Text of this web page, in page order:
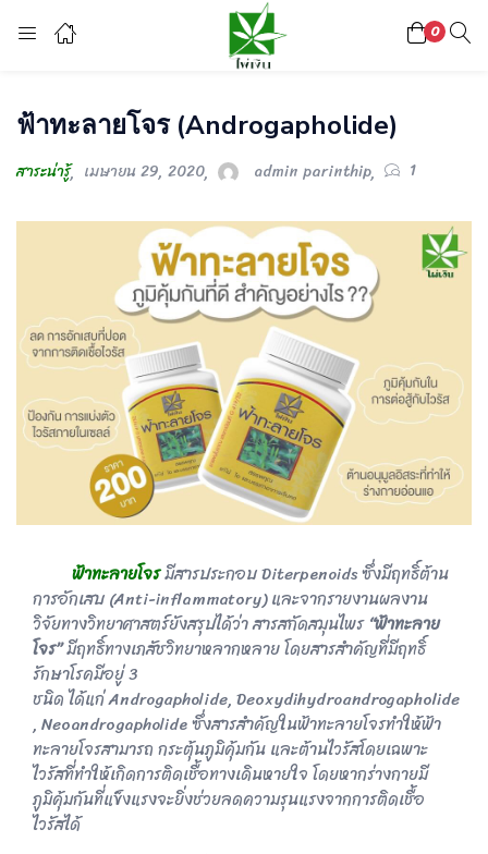
0
Register
Enter your username and password to login.
Lost password?
Or login with
continue withfacebook
ฟ้าทะลายโจร (Androgapholide)
สาระน่ารู้ เมษายน 29, 2020 admin parinthip 1
ฟ้าทะลายโจรมีสารประกอบ Diterpenoids ซึ่งมีฤทธิ์ต้าน
การอักเสบ (Anti-inflammatory) และจากรายงานผลงาน
วิจัยทางวิทยาศาสตร์ยังสรุปได้ว่า สารสกัดสมุนไพร“ฟ้าทะลาย
โจร”มีฤทธิ์ทางเภสัชวิทยาหลากหลาย โดยสารสำคัญที่มีฤทธิ์
รักษาโรคมีอยู่ 3
ชนิด ได้แก่ Androgapholide, Deoxydihydroandrogapholide
, Neoandrogapholide ซึ่งสารสำคัญในฟ้าทะลายโจรทำให้ฟ้า
ทะลายโจรสามารถ กระตุ้นภูมิคุ้มกัน และต้านไวรัสโดยเฉพาะ
ไวรัสที่ทำให้เกิดการติดเชื้อทางเดินหายใจ โดยหากร่างกายมี
ภูมิคุ้มกันที่แข็งแรงจะยิ่งช่วยลดความรุนแรงจากการติดเชื้อ
ไวรัสได้